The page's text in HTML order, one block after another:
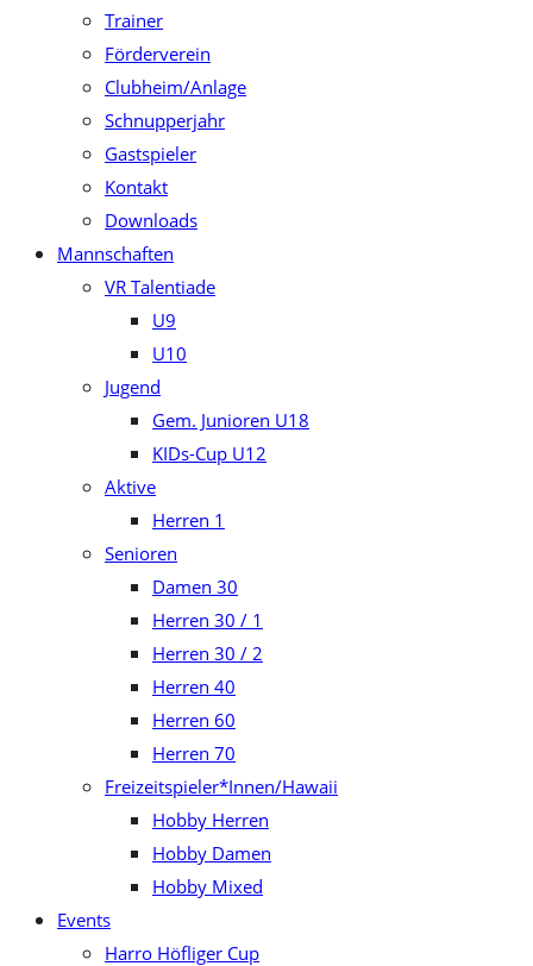
Trainer
Förderverein
Clubheim/Anlage
Schnupperjahr
Gastspieler
Kontakt
Downloads
Mannschaften
VR Talentiade
U9
U10
Jugend
Gem. Junioren U18
KIDs-Cup U12
Aktive
Herren 1
Senioren
Damen 30
Herren 30 / 1
Herren 30 / 2
Herren 40
Herren 60
Herren 70
Freizeitspieler*Innen/Hawaii
Hobby Herren
Hobby Damen
Hobby Mixed
Events
Harro Höfliger Cup